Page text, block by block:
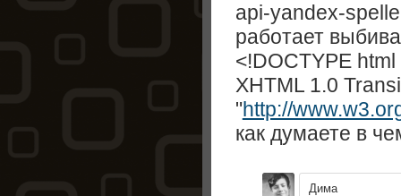
api-yandex-
работает
<!DOCTYPE
XHTML 1.0
"http://
как думаете в
Дима